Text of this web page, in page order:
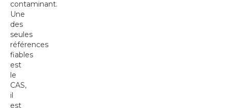
contaminant.
Une
des
seules
références
fiables
est
le
CAS,
il
est